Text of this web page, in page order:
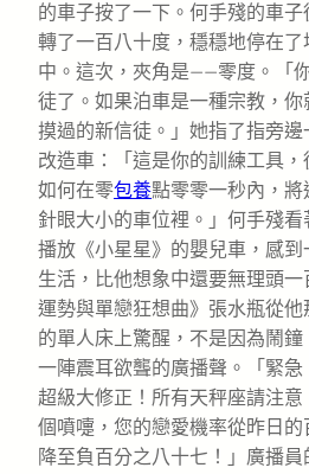
的車子按了一下。何手殘的車
轉了一百八十度，穩穩地停在
中。這次，夾角是——零度。「
徒了。如果泊車是一種宗教，
摸過的新信徒。」她指了指旁
改造車：「這是你的訓練工具
如何在零包養點零零一秒內，
針眼大小的車位裡。」何手殘
播放《小星星》的嬰兒車，感
生活，比他想象中還要無理頭
運勢與單戀狂想曲》張水瓶從
的單人床上驚醒，不是因為鬧
一陣震耳欲聾的廣播聲。「緊
超級大修正！所有天秤座請注
個噴嚏，您的戀愛機率從昨日
降至負百分之八十七！」廣播